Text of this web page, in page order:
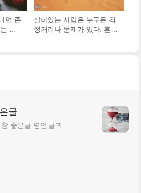
면 존
삶
살아있는 사람은 누구든 걱
정거리나 문제가 있다. 흔히
글
좋은글 명언 글귀